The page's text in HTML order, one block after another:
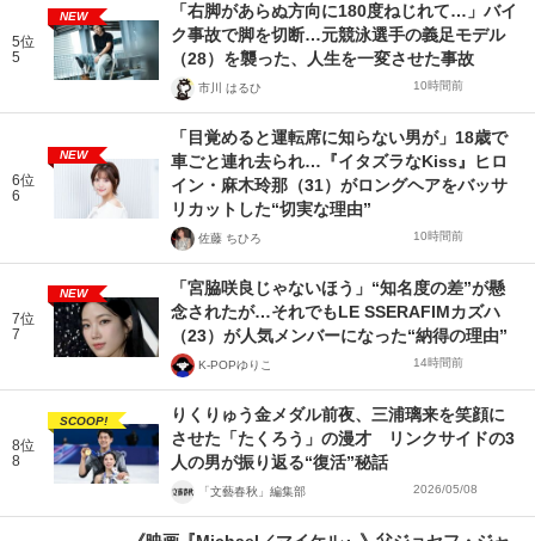
5位
5
NEW
「右脚があらぬ方向に180度ねじれて…」バイ
ク事故で脚を切断…元競泳選手の義足モデル
（28）を襲った、人生を一変させた事故
市川 はるひ 10時間前
6位
6
NEW
「目覚めると運転席に知らない男が」18歳で
車ごと連れ去られ…『イタズラなKiss』ヒロ
イン・麻木玲那（31）がロングヘアをバッサ
リカットした“切実な理由”
佐藤 ちひろ 10時間前
7位
7
NEW
「宮脇咲良じゃないほう」“知名度の差”が懸
念されたが…それでもLE SSERAFIMカズハ
（23）が人気メンバーになった“納得の理由”
K-POPゆりこ 14時間前
8位
8
SCOOP!
りくりゅう金メダル前夜、三浦璃来を笑顔に
させた「たくろう」の漫才 リンクサイドの3
人の男が振り返る“復活”秘話
「文藝春秋」編集部 2026/05/08